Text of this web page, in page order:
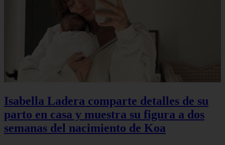
Isabella Ladera comparte detalles de su
parto en casa y muestra su figura a dos
semanas del nacimiento de Koa